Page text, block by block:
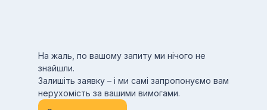
На жаль, по вашому запиту ми нічого не
знайшли.
Залишіть заявку – і ми самі запропонуємо вам
нерухомість за вашими вимогами.